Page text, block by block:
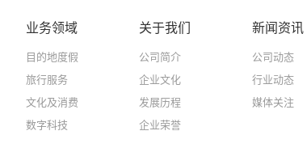
业务领域
目的地度假
旅行服务
文化及消费
数字科技
关于我们
公司简介
企业文化
发展历程
企业荣誉
新闻资讯
公司动态
行业动态
媒体关注